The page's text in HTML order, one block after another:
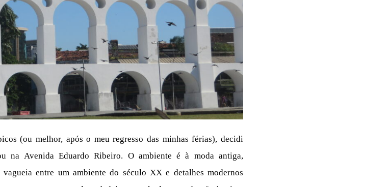
(ou melhor, após o meu regresso das minhas férias), decidi
na Avenida Eduardo Ribeiro. O ambiente é à moda antiga,
entre um ambiente do século XX e detalhes modernos